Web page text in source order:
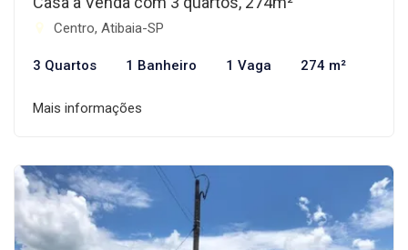
Centro, Atibaia-SP
3 Quartos 1 Banheiro 1 Vaga 274 m²
Mais informações